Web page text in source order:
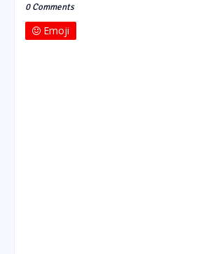
0 Comments
Emoji